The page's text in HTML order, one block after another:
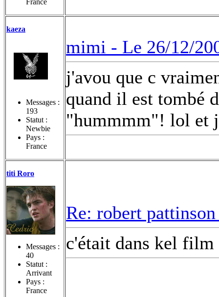
kaeza
Messages :
193
Statut :
Newbie
Pays :
France
mimi - Le 26/12/
j'avou que c
quand il est tombé
"hummmm"! lol et
titi Roro
Messages :
40
Statut :
Arrivant
Pays :
France
Re: robert
c'était dans kel film